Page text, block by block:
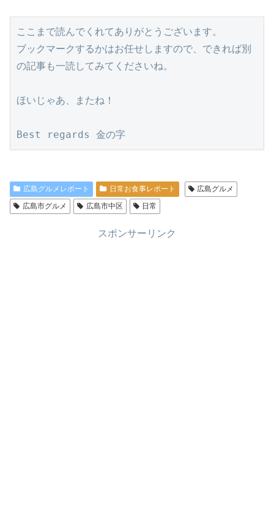
ここまで読んでくれてありがとうございます。
ブックマークするかはお任せしますので、できれば別
の記事も一読してみてくださいね。
ほいじゃあ、またね！
Best regards 金の字
広島グルメレポート 日常お食事レポート
広島グルメ
広島市グルメ
広島市中区 日常
スポンサーリンク